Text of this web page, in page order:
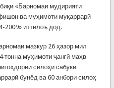
«Барномаи мудирияти
ва муҳимоти муқаррарӣ
2009» иттилоъ дод.
мазкур 26 ҳазор мил
тонна муҳимоти ҷангӣ маҳв
силоҳи сабуки
бунёд ва 60 анбори силоҳ